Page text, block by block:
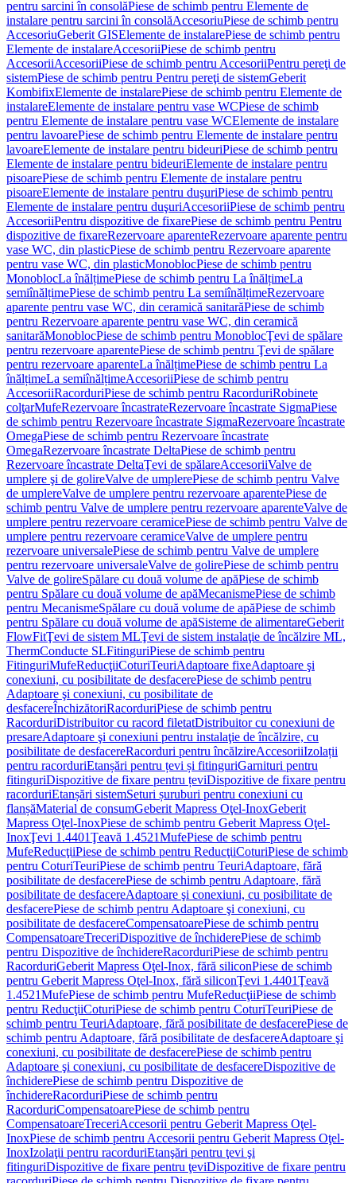
pentru sarcini în consolăPiese de schimb pentru Elemente de
instalare pentru sarcini în consolăAccesoriuPiese de schimb pentru
AccesoriuGeberit GISElemente de instalarePiese de schimb pentru
Elemente de instalareAccesoriiPiese de schimb pentru
AccesoriiAccesoriiPiese de schimb pentru AccesoriiPentru pereţi de
sistemPiese de schimb pentru Pentru pereţi de sistemGeberit
KombifixElemente de instalarePiese de schimb pentru Elemente de
instalareElemente de instalare pentru vase WCPiese de schimb
pentru Elemente de instalare pentru vase WCElemente de instalare
pentru lavoarePiese de schimb pentru Elemente de instalare pentru
lavoareElemente de instalare pentru bideuriPiese de schimb pentru
Elemente de instalare pentru bideuriElemente de instalare pentru
pisoarePiese de schimb pentru Elemente de instalare pentru
pisoareElemente de instalare pentru duşuriPiese de schimb pentru
Elemente de instalare pentru duşuriAccesoriiPiese de schimb pentru
AccesoriiPentru dispozitive de fixarePiese de schimb pentru Pentru
dispozitive de fixareRezervoare aparenteRezervoare aparente pentru
vase WC, din plasticPiese de schimb pentru Rezervoare aparente
pentru vase WC, din plasticMonoblocPiese de schimb pentru
MonoblocLa înălțimePiese de schimb pentru La înălțimeLa
semiînălțimePiese de schimb pentru La semiînălțimeRezervoare
aparente pentru vase WC, din ceramică sanitarăPiese de schimb
pentru Rezervoare aparente pentru vase WC, din ceramică
sanitarăMonoblocPiese de schimb pentru MonoblocŢevi de spălare
pentru rezervoare aparentePiese de schimb pentru Ţevi de spălare
pentru rezervoare aparenteLa înălțimePiese de schimb pentru La
înălțimeLa semiînălțimeAccesoriiPiese de schimb pentru
AccesoriiRacorduriPiese de schimb pentru RacorduriRobinete
colţarMufeRezervoare încastrateRezervoare încastrate SigmaPiese
de schimb pentru Rezervoare încastrate SigmaRezervoare încastrate
OmegaPiese de schimb pentru Rezervoare încastrate
OmegaRezervoare încastrate DeltaPiese de schimb pentru
Rezervoare încastrate DeltaŢevi de spălareAccesoriiValve de
umplere şi de golireValve de umplerePiese de schimb pentru Valve
de umplereValve de umplere pentru rezervoare aparentePiese de
schimb pentru Valve de umplere pentru rezervoare aparenteValve de
umplere pentru rezervoare ceramicePiese de schimb pentru Valve de
umplere pentru rezervoare ceramiceValve de umplere pentru
rezervoare universalePiese de schimb pentru Valve de umplere
pentru rezervoare universaleValve de golirePiese de schimb pentru
Valve de golireSpălare cu două volume de apăPiese de schimb
pentru Spălare cu două volume de apăMecanismePiese de schimb
pentru MecanismeSpălare cu două volume de apăPiese de schimb
pentru Spălare cu două volume de apăSisteme de alimentareGeberit
FlowFitŢevi de sistem MLŢevi de sistem instalaţie de încălzire ML,
ThermConducte SLFitinguriPiese de schimb pentru
FitinguriMufeReducţiiCoturiTeuriAdaptoare fixeAdaptoare şi
conexiuni, cu posibilitate de desfacerePiese de schimb pentru
Adaptoare şi conexiuni, cu posibilitate de
desfacereÎnchizătoriRacorduriPiese de schimb pentru
RacorduriDistribuitor cu racord filetatDistribuitor cu conexiuni de
presareAdaptoare şi conexiuni pentru instalaţie de încălzire, cu
posibilitate de desfacereRacorduri pentru încălzireAccesoriiIzolații
pentru racorduriEtanșări pentru țevi și fitinguriGarnituri pentru
fitinguriDispozitive de fixare pentru țeviDispozitive de fixare pentru
racorduriEtanșări sistemSeturi șuruburi pentru conexiuni cu
flanșăMaterial de consumGeberit Mapress Oţel-InoxGeberit
Mapress Oţel-InoxPiese de schimb pentru Geberit Mapress Oţel-
InoxŢevi 1.4401Ţeavă 1.4521MufePiese de schimb pentru
MufeReducţiiPiese de schimb pentru ReducţiiCoturiPiese de schimb
pentru CoturiTeuriPiese de schimb pentru TeuriAdaptoare, fără
posibilitate de desfacerePiese de schimb pentru Adaptoare, fără
posibilitate de desfacereAdaptoare şi conexiuni, cu posibilitate de
desfacerePiese de schimb pentru Adaptoare şi conexiuni, cu
posibilitate de desfacereCompensatoarePiese de schimb pentru
CompensatoareTreceriDispozitive de închiderePiese de schimb
pentru Dispozitive de închidereRacorduriPiese de schimb pentru
RacorduriGeberit Mapress Oţel-Inox, fără siliconPiese de schimb
pentru Geberit Mapress Oţel-Inox, fără siliconŢevi 1.4401Ţeavă
1.4521MufePiese de schimb pentru MufeReducţiiPiese de schimb
pentru ReducţiiCoturiPiese de schimb pentru CoturiTeuriPiese de
schimb pentru TeuriAdaptoare, fără posibilitate de desfacerePiese de
schimb pentru Adaptoare, fără posibilitate de desfacereAdaptoare şi
conexiuni, cu posibilitate de desfacerePiese de schimb pentru
Adaptoare şi conexiuni, cu posibilitate de desfacereDispozitive de
închiderePiese de schimb pentru Dispozitive de
închidereRacorduriPiese de schimb pentru
RacorduriCompensatoarePiese de schimb pentru
CompensatoareTreceriAccesorii pentru Geberit Mapress Oţel-
InoxPiese de schimb pentru Accesorii pentru Geberit Mapress Oţel-
InoxIzolaţii pentru racorduriEtanşări pentru ţevi şi
fitinguriDispozitive de fixare pentru ţeviDispozitive de fixare pentru